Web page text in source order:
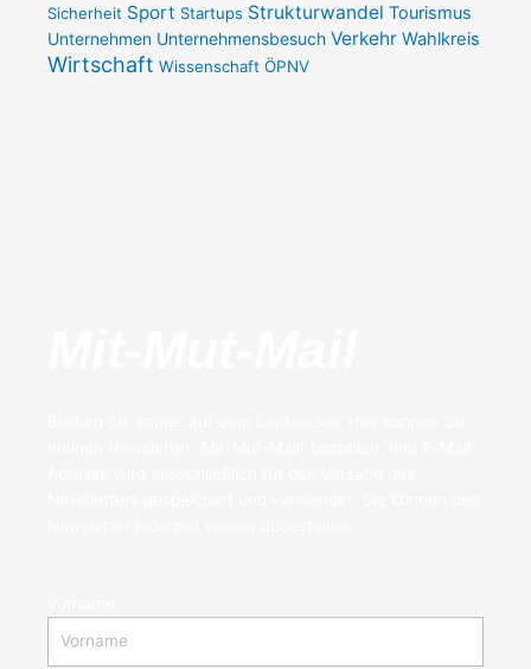
Sicherheit Sport Startups Strukturwandel Tourismus
Unternehmen Unternehmensbesuch Verkehr Wahlkreis
Wirtschaft Wissenschaft ÖPNV